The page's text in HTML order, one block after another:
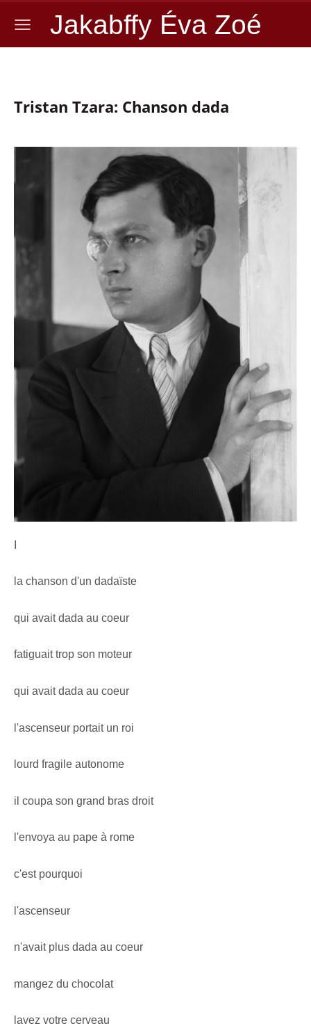
Jakabffy Éva Zoé
Tristan Tzara: Chanson dada
la chanson d'un dadaïste
qui avait dada au coeur
fatiguait trop son moteur
qui avait dada au coeur
l'ascenseur portait un roi
lourd fragile autonome
il coupa son grand bras droit
l'envoya au pape à rome
c'est pourquoi
l'ascenseur
n'avait plus dada au coeur
mangez du chocolat
lavez votre cerveau